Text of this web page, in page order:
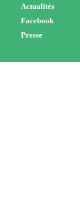
Actualités
Facebook
Presse